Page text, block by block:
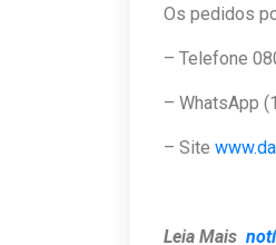
Os pedidos
– Telefone
– WhatsApp
– Site
Leia Mais